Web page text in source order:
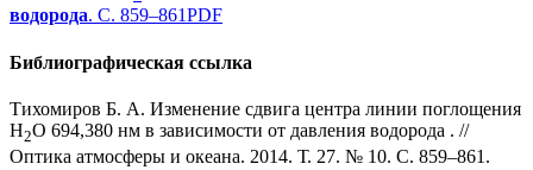
водорода. С. 859–861PDF
Библиографическая ссылка
Тихомиров Б. А. Изменение сдвига центра линии поглощения
Н2О 694,380 нм в зависимости от давления водорода . //
Оптика атмосферы и океана. 2014. Т. 27. № 10. С. 859–861.